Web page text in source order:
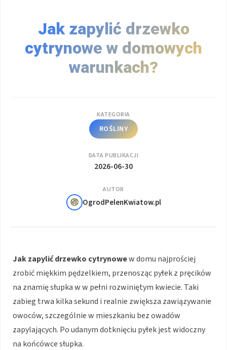
Jak zapylić drzewko
cytrynowe w domowych
warunkach?
KATEGORIA
ROŚLINY
DATA PUBLIKACJI
2026-06-30
AUTOR
OgrodPelenKwiatow.pl
Jak zapylić drzewko cytrynowew domu najprościej
zrobić miękkim pędzelkiem, przenosząc pyłek z pręcików
na znamię słupka w w pełni rozwiniętym kwiecie. Taki
zabieg trwa kilka sekund i realnie zwiększa zawiązywanie
owoców, szczególnie w mieszkaniu bez owadów
zapylających. Po udanym dotknięciu pyłek jest widoczny
na końcówce słupka.